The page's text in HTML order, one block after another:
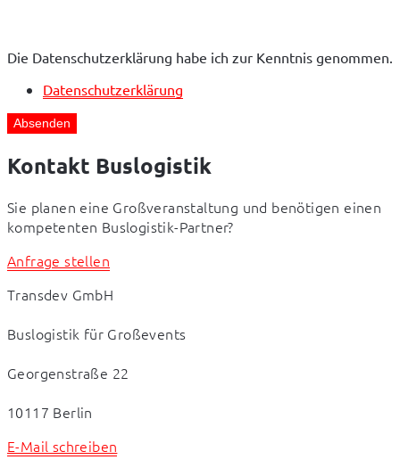
Die Datenschutzerklärung habe ich zur Kenntnis genommen.
Datenschutzerklärung
Absenden
Kontakt Buslogistik
Sie planen eine Großveranstaltung und benötigen einen
kompetenten Buslogistik-Partner?
Anfrage stellen
Transdev GmbH
Buslogistik für Großevents
Georgenstraße 22
10117 Berlin
E-Mail schreiben